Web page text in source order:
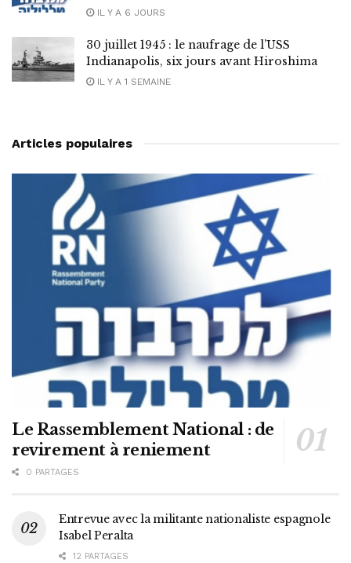
IL Y A 6 JOURS
30 juillet 1945 : le naufrage de l’USS
Indianapolis, six jours avant Hiroshima
IL Y A 1 SEMAINE
Articles populaires
Le Rassemblement National : de
revirement à reniement
0 PARTAGES
Entrevue avec la militante nationaliste espagnole
Isabel Peralta
12 PARTAGES